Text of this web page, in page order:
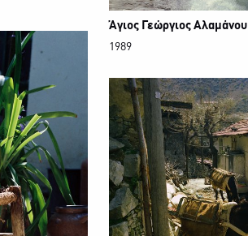
Άγιος Γεώργιος Αλαμάνου
1989